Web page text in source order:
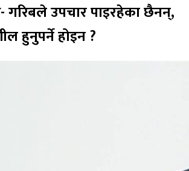
गरिबले उपचार पाइरहेका छैनन्,
हुनुपर्ने होइन ?